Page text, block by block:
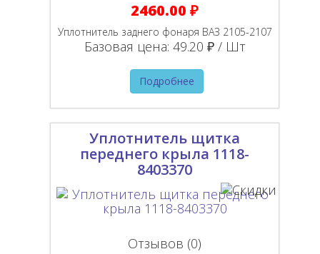
2460.00 ₽
Уплотнитель заднего фонаря ВАЗ 2105-2107
Базовая цена: 49.20 ₽ / Шт
Подробнее
Уплотнитель щитка
переднего крыла 1118-
8403370
Отзывов (0)